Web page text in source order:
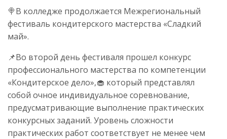
🍭В колледже продолжается Межрегиональный
фестиваль кондитерского мастерства «Сладкий
май».
📌Во второй день фестиваля прошел конкурс
профессионального мастерства по компетенции
«Кондитерское дело»,🧁 который представлял
собой очное индивидуальное соревнование,
предусматривающие выполнение практических
конкурсных заданий. Уровень сложности
практических работ соответствует не менее чем